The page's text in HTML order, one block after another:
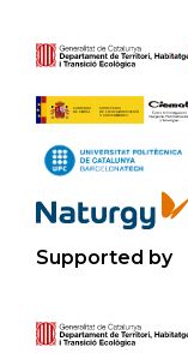
Supported by